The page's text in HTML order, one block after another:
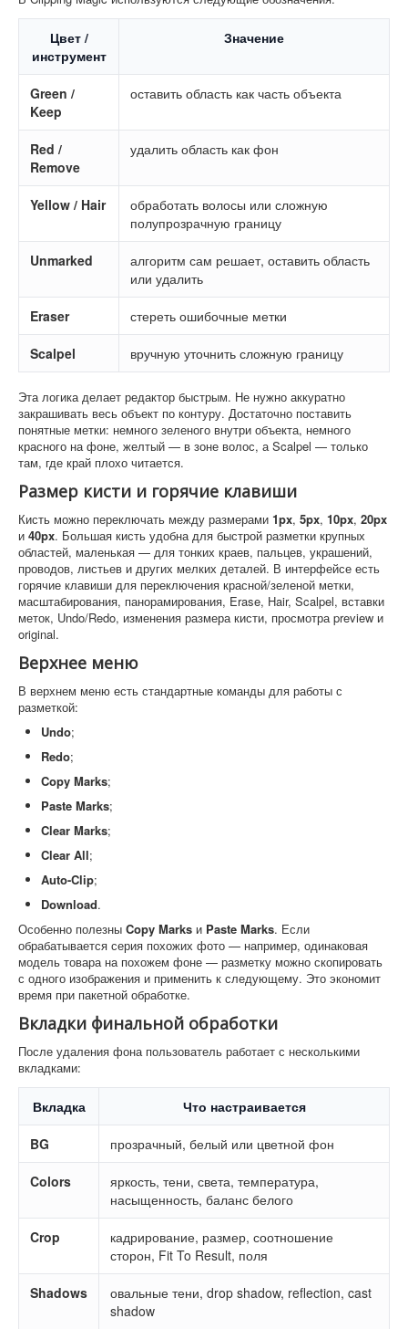
Цвет /
инструмент
Значение
Green /
Keep
оставить область как часть объекта
Red /
Remove
удалить область как фон
Yellow / Hair
обработать волосы или сложную
полупрозрачную границу
Unmarked
алгоритм сам решает, оставить область
или удалить
Eraser стереть ошибочные метки
Scalpel вручную уточнить сложную границу
Эта логика делает редактор быстрым. Не нужно аккуратно
закрашивать весь объект по контуру. Достаточно поставить
понятные метки: немного зеленого внутри объекта, немного
красного на фоне, желтый — в зоне волос, а Scalpel — только
там, где край плохо читается.
Размер кисти и горячие клавиши
Кисть можно переключать между размерами 1px, 5px, 10px, 20px
и 40px. Большая кисть удобна для быстрой разметки крупных
областей, маленькая — для тонких краев, пальцев, украшений,
проводов, листьев и других мелких деталей. В интерфейсе есть
горячие клавиши для переключения красной/зеленой метки,
масштабирования, панорамирования, Erase, Hair, Scalpel, вставки
меток, Undo/Redo, изменения размера кисти, просмотра preview и
original.
Верхнее меню
В верхнем меню есть стандартные команды для работы с
разметкой:
Undo;
Redo;
Copy Marks;
Paste Marks;
Clear Marks;
Clear All;
Auto-Clip;
Download.
Особенно полезны Copy Marks и Paste Marks. Если
обрабатывается серия похожих фото — например, одинаковая
модель товара на похожем фоне — разметку можно скопировать
с одного изображения и применить к следующему. Это экономит
время при пакетной обработке.
Вкладки финальной обработки
После удаления фона пользователь работает с несколькими
вкладками:
Вкладка Что настраивается
BG прозрачный, белый или цветной фон
Colors
яркость, тени, света, температура,
насыщенность, баланс белого
Crop
кадрирование, размер, соотношение
сторон, Fit To Result, поля
Shadows
овальные тени, drop shadow, reflection, cast
shadow